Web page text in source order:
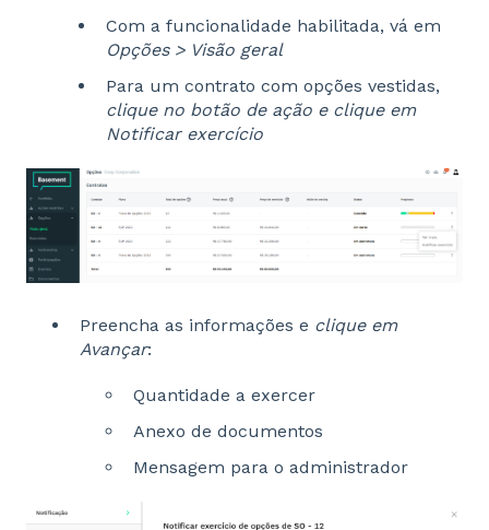
Com a funcionalidade habilitada, vá em
Opções > Visão geral
Para um contrato com opções vestidas,
clique no botão de ação e clique em
Notificar exercício
Preencha as informações e clique em
Avançar:
Quantidade a exercer
Anexo de documentos
Mensagem para o administrador